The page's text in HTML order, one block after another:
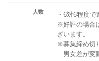
人数
・6対6程度で
※好評の場合
ざいます。
※募集締め切
男女差が変